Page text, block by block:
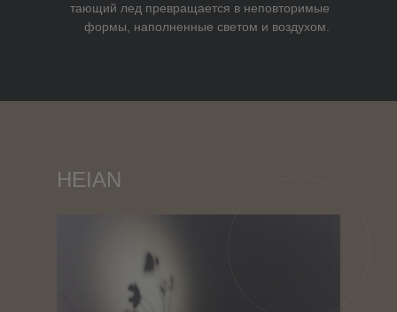
тающий лед превращается в неповторимые
формы, наполненные светом и воздухом.
HEIAN